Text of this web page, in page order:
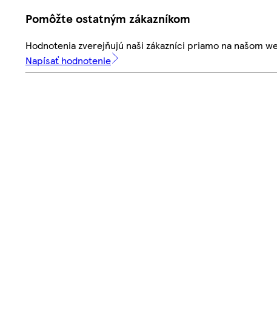
Pomôžte ostatným zákazníkom
Hodnotenia zverejňujú naši zákazníci priamo na našom
Napísať hodnotenie